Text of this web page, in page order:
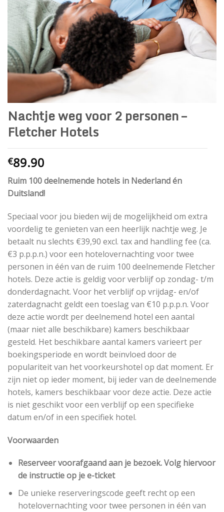
Nachtje weg voor 2 personen –
Fletcher Hotels
€89.90
Ruim 100 deelnemende hotels in Nederland én
Duitsland!
Speciaal voor jou bieden wij de mogelijkheid om extra
voordelig te genieten van een heerlijk nachtje weg. Je
betaalt nu slechts €39,90 excl. tax and handling fee (ca.
€3 p.p.p.n.) voor een hotelovernachting voor twee
personen in één van de ruim 100 deelnemende Fletcher
hotels. Deze actie is geldig voor verblijf op zondag- t/m
donderdagnacht. Voor het verblijf op vrijdag- en/of
zaterdagnacht geldt een toeslag van €10 p.p.p.n. Voor
deze actie wordt per deelnemend hotel een aantal
(maar niet alle beschikbare) kamers beschikbaar
gesteld. Het beschikbare aantal kamers varieert per
boekingsperiode en wordt beïnvloed door de
populariteit van het voorkeurshotel op dat moment. Er
zijn niet op ieder moment, bij ieder van de deelnemende
hotels, kamers beschikbaar voor deze actie. Deze actie
is niet geschikt voor een verblijf op een specifieke
datum en/of in een specifiek hotel.
Voorwaarden
Reserveer voorafgaand aan je bezoek. Volg hiervoor
de instructie op je e-ticket
De unieke reserveringscode geeft recht op een
hotelovernachting voor twee personen in één van